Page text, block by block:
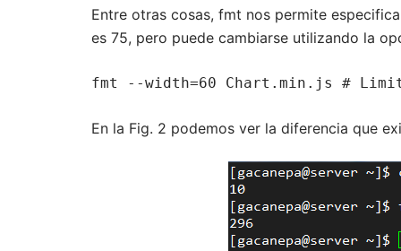
Entre otras cosas, fmt nos permite
es 75, pero puede cambiarse utilizando la
fmt --width=60 Chart.min.js #
En la Fig. 2 podemos ver la diferencia que